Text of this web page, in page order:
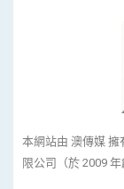
本網站由 澳傳媒 擁
限公司（於 2009